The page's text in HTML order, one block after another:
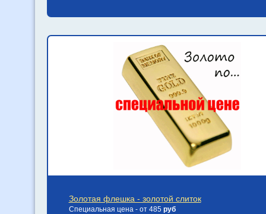
Золотая флешка - золотой слиток
Специальная цена - от 485 руб